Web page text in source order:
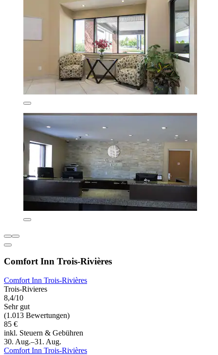
Comfort Inn Trois-Rivières
Comfort Inn Trois-Rivières
Trois-Rivieres
8,4/10
Sehr gut
(1.013 Bewertungen)
85 €
inkl. Steuern & Gebühren
30. Aug.–31. Aug.
Comfort Inn Trois-Rivières